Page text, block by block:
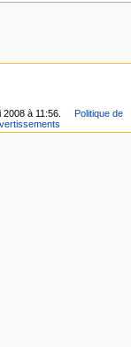
à 11:56.
Politique de